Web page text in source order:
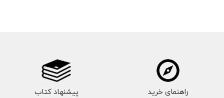
راهنمای خرید پیشنهاد کتاب